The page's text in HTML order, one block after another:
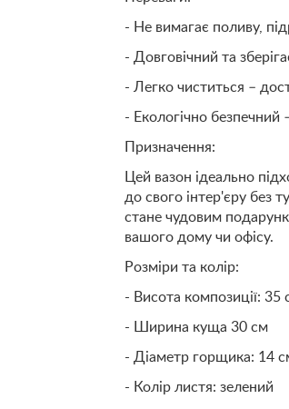
- Не вимагає поливу,
- Довговічний та
- Легко чиститься –
- Екологічно безпечний
Призначення:
Цей вазон ідеально
до свого інтер'єру без
стане чудовим
вашого дому чи офісу.
Розміри та колір:
- Висота композиції: 35
- Ширина куща 30 см
- Діаметр горщика: 14
- Колір листя: зелений